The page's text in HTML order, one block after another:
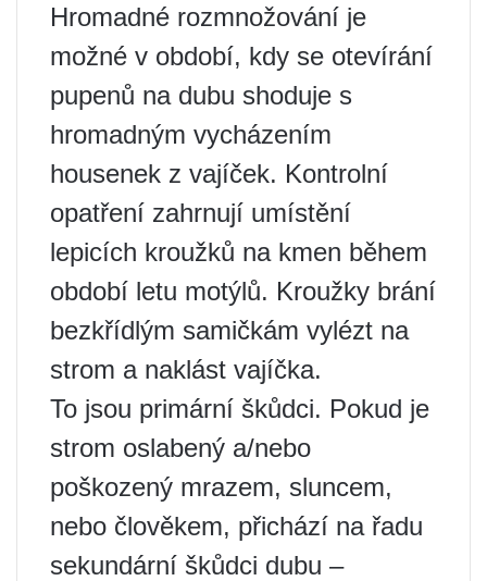
Hromadné rozmnožování je
možné v období, kdy se otevírání
pupenů na dubu shoduje s
hromadným vycházením
housenek z vajíček. Kontrolní
opatření zahrnují umístění
lepicích kroužků na kmen během
období letu motýlů. Kroužky brání
bezkřídlým samičkám vylézt na
strom a naklást vajíčka.
To jsou primární škůdci. Pokud je
strom oslabený a/nebo
poškozený mrazem, sluncem,
nebo člověkem, přichází na řadu
sekundární škůdci dubu –